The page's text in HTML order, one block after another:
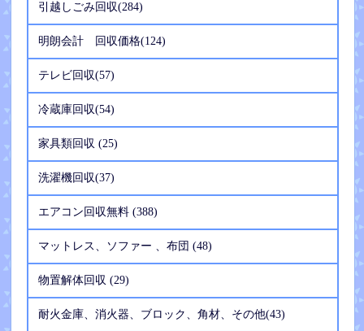
引越しごみ回収(284)
明朗会計 回収価格(124)
テレビ回収(57)
冷蔵庫回収(54)
家具類回収 (25)
洗濯機回収(37)
エアコン回収無料 (388)
マットレス、ソファー 、布団 (48)
物置解体回収 (29)
耐火金庫、消火器、ブロック、角材、その他(43)